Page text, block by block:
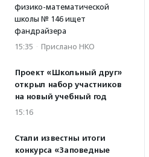
физико-математической
школы № 146 ищет
фандрайзера
15:35 · Прислано НКО
Проект «Школьный друг»
открыл набор участников
на новый учебный год
15:16
Стали известны итоги
конкурса «Заповедные